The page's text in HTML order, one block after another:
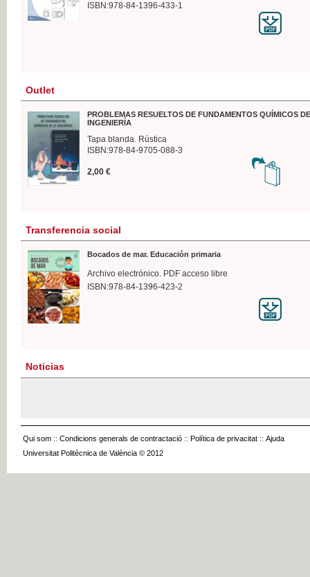
ISBN:978-84-1396-433-1
Outlet
PROBLEMAS RESUELTOS DE FUNDAMENTOS QUÍMICOS
INGENIERÍA
Tapa blanda. Rústica
ISBN:978-84-9705-088-3
2,00 €
Transferencia social
Bocados de mar. Educación primaria
Archivo electrónico. PDF acceso libre
ISBN:978-84-1396-423-2
Noticias
Qui som :: Condicions generals de contractació :: Política de privacitat :: Ajuda
Universitat Politècnica de València © 2012